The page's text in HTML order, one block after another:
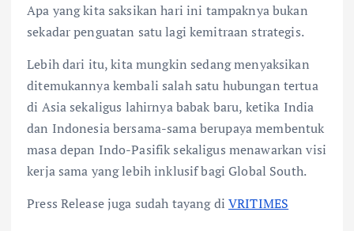
Apa yang kita saksikan hari ini tampaknya bukan
sekadar penguatan satu lagi kemitraan strategis.
Lebih dari itu, kita mungkin sedang menyaksikan
ditemukannya kembali salah satu hubungan tertua
di Asia sekaligus lahirnya babak baru, ketika India
dan Indonesia bersama-sama berupaya membentuk
masa depan Indo-Pasifik sekaligus menawarkan visi
kerja sama yang lebih inklusif bagi Global South.
Press Release juga sudah tayang diVRITIMES